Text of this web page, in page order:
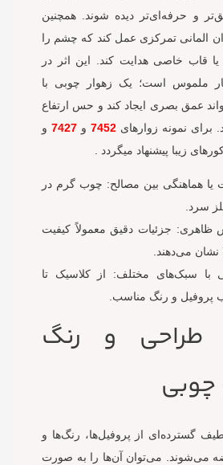
و حرفه‌ای‌تر دیده شوند. همچنین
المانی تمرکزی عمل کند که چشم را
قاب خاصی هدایت کند. این اثر در
ملموس است؛ یک زهوار چوبی با
عمق بصری ایجاد کند و حس ارتفاع
برای نمونه زوارهای 7452 و 7427 و
زیبا پیشنهاد میگردد .
یا هماهنگی بین مصالح: چوب گرم در
سرد.
ظاهری: جزئیات دقیق معمولاً کیفیت
نشان می‌دهند.
با سبک‌های مختلف: از کلاسیک تا
پروفیل و رنگ مناسب.
طراحی و رنگ
چوبی
گسترده‌ای از پروفیل‌ها، رنگ‌ها و
می‌توان آن‌ها را به صورت